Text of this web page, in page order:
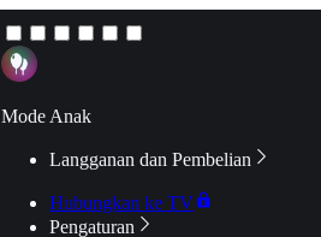
Mode Anak
Langganan dan Pembelian
Hubungkan ke TV
Pengaturan